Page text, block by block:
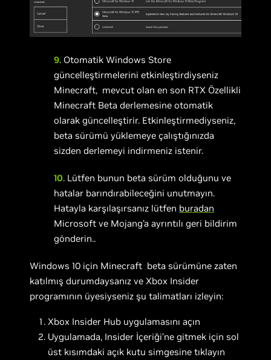
9. Otomatik Windows Store
güncelleştirmelerini etkinleştirdiyseniz
Minecraft, mevcut olan en son RTX Özellikli
Minecraft Beta derlemesine otomatik
olarak güncelleştirir. Etkinleştirmediyseniz,
beta sürümü yüklemeye çalıştığınızda
sizden derlemeyi indirmeniz istenir.
10. Lütfen bunun beta sürüm olduğunu ve
hatalar barındırabileceğini unutmayın.
Hatayla karşılaşırsanız lütfen buradan
Microsoft ve Mojang’a ayrıntılı geri bildirim
gönderin..
Windows 10 için Minecraft beta sürümüne zaten
katılmış durumdaysanız ve Xbox Insider
programının üyesiyseniz şu talimatları izleyin:
Xbox Insider Hub uygulamasını açın
Uygulamada, Insider İçeriği’ne gitmek için sol
üst kısımdaki açık kutu simgesine tıklayın